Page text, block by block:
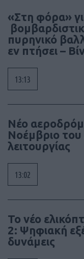
«Στη φόρα»
πυρηνικό
εν πτήσει –
13:13
Νέο
Νοέμβριο του
λειτουργίας
13:02
To νέο
2: Ψηφιακή
δυνάμεις